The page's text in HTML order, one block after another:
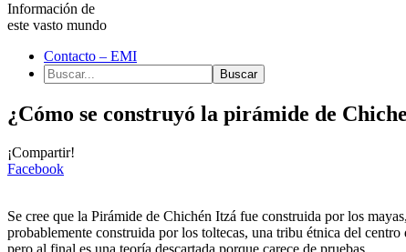
Información de
este vasto mundo
Contacto – EMI
Buscar...
¿Cómo se construyó la pirámide de
¡Compartir!
Facebook
Se cree que la Pirámide de Chichén Itzá fue construida por los
probablemente construida por los toltecas, una tribu étnica del
pero al final es una teoría descartada porque carece de pruebas.